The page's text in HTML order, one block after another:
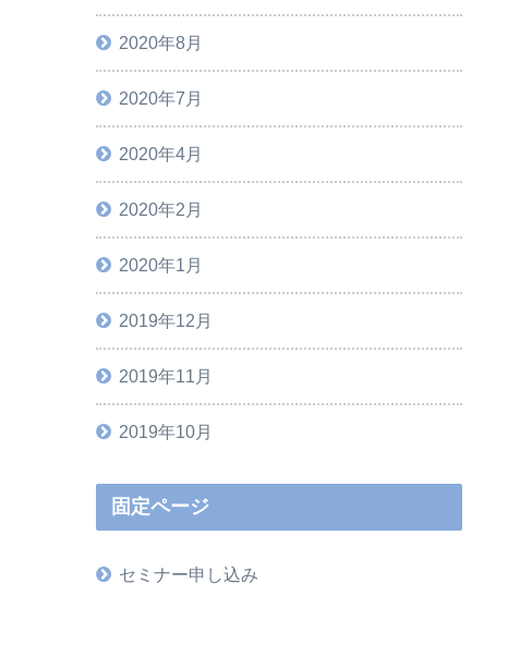
2020年8月
2020年7月
2020年4月
2020年2月
2020年1月
2019年12月
2019年11月
2019年10月
固定ページ
セミナー申し込み